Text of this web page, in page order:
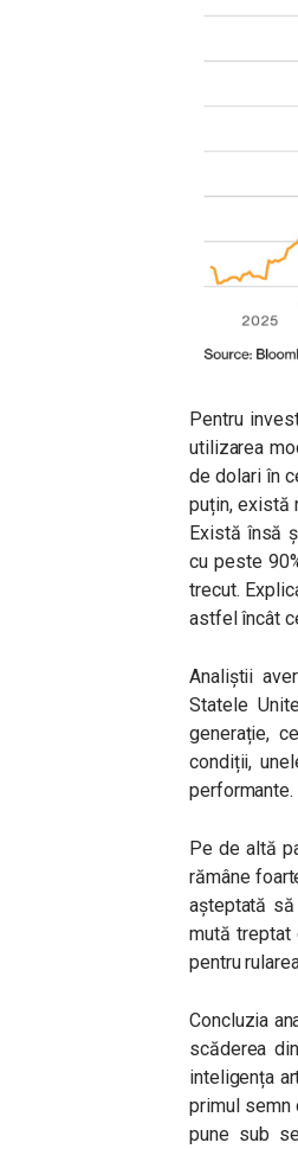
Pentru
utilizarea
de dolari în
puțin, există
Există însă
cu peste
trecut.
astfel încât
Analiștii
Statele
generație,
condiții,
performante.
Pe de altă
rămâne
așteptată
mută treptat
pentru
Concluzia
scăderea
inteligența
primul semn
pune sub